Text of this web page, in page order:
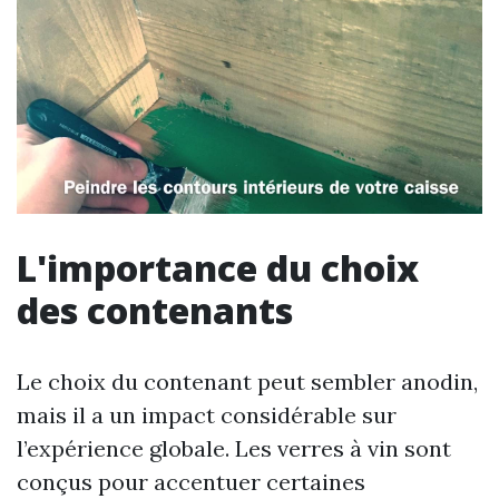
L'importance du choix
des contenants
Le choix du contenant peut sembler anodin,
mais il a un impact considérable sur
l’expérience globale. Les verres à vin sont
conçus pour accentuer certaines